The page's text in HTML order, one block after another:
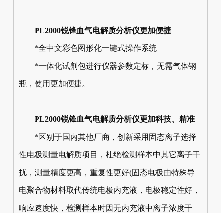
PL2000锐锋血气电解质分析仪更加便捷
*全中文彩色图形化一键式操作系统
*一体化试剂包进行仪器参数定标，无需气体钢
瓶，使用更加便捷。
PL2000锐锋血气电解质分析仪更加科技、精准
*区别于国内其他厂商，创新采用固态离子选择
性电极测量电解质项目，杜绝检测样本中其它离子干
扰，测量精度更高，重复性更好(固态电极由特殊导
电聚合物材料取代传统电极内充液，电极稳定性好，
响应速度快，检测样本时因无内充液中离子浓度干